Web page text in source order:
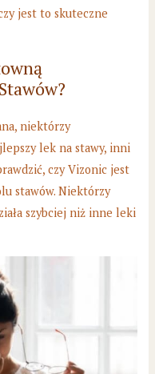
jest to skuteczne
niektórzy
lek na stawy, inni
czy Vizonic jest
stawów. Niektórzy
szybciej niż inne leki